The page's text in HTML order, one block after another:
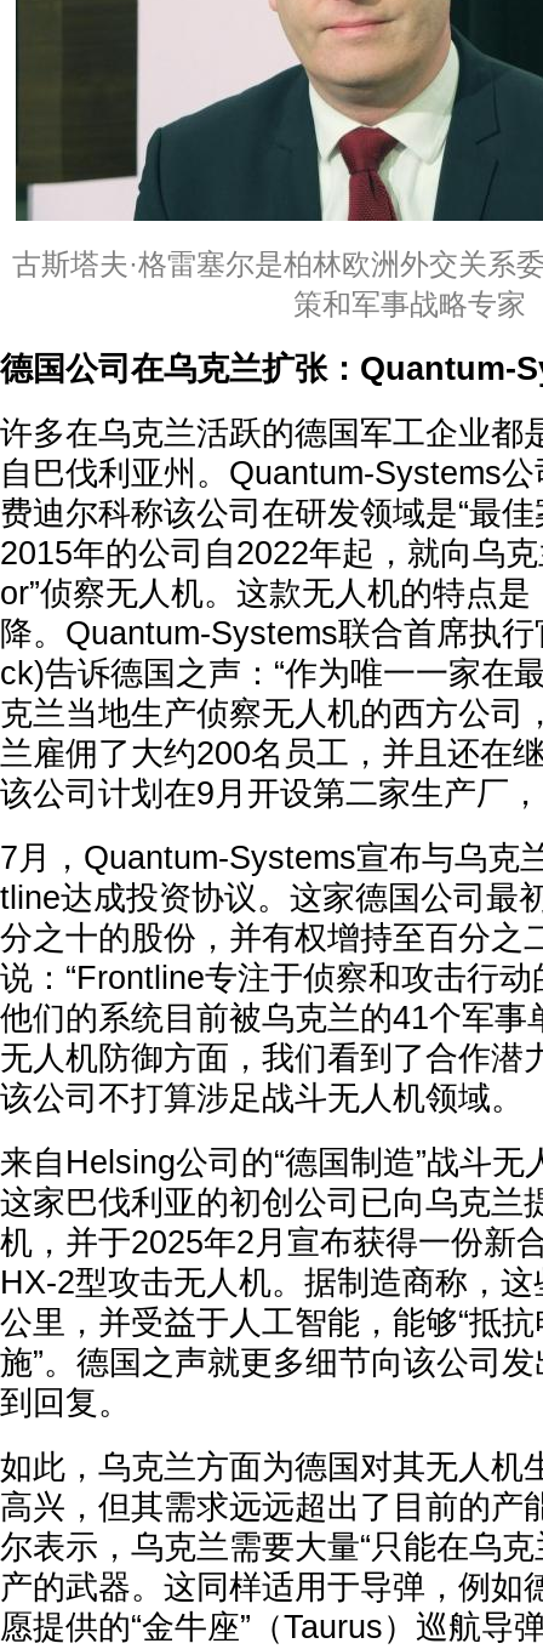
古斯塔夫·格雷塞尔是柏林欧洲外交关系
策和军事战略专家
德国公司在乌克兰扩张：Quantum-
许多在乌克兰活跃的德国军工企业都
自巴伐利亚州。Quantum-Systems
费迪尔科称该公司在研发领域是“最
2015年的公司自2022年起，就向乌
or”侦察无人机。这款无人机的特点
降。Quantum-Systems联合首席执
ck)告诉德国之声：“作为唯一一家
克兰当地生产侦察无人机的西方公司
兰雇佣了大约200名员工，并且还在
该公司计划在9月开设第二家生产厂
7月，Quantum-Systems宣布与乌克
tline达成投资协议。这家德国公司最
分之十的股份，并有权增持至百分之
说：“Frontline专注于侦察和攻击行
他们的系统目前被乌克兰的41个军事
无人机防御方面，我们看到了合作潜
该公司不打算涉足战斗无人机领域。
来自Helsing公司的“德国制造”战斗无
这家巴伐利亚的初创公司已向乌克兰
机，并于2025年2月宣布获得一份新
HX-2型攻击无人机。据制造商称，
公里，并受益于人工智能，能够“抵
施”。德国之声就更多细节向该公司
到回复。
如此，乌克兰方面为德国对其无人机
高兴，但其需求远远超出了目前的产
尔表示，乌克兰需要大量“只能在乌
产的武器。这同样适用于导弹，例如
愿提供的“金牛座”（Taurus）巡航导